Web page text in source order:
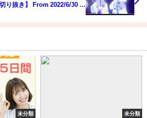
り抜き】 From 2022/6/30 ＃
未分類 未分類